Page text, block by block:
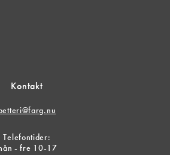
Kontakt
Telefontider:
- fre 10-17